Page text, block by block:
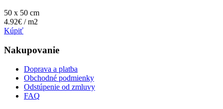
50 x 50 cm
4.92€ / m2
Kúpiť
Nakupovanie
Doprava a platba
Obchodné podmienky
Odstúpenie od zmluvy
FAQ